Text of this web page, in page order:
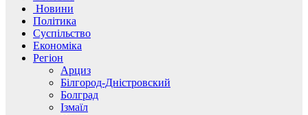
Новини
Політика
Суспільство
Економіка
Регіон
Арциз
Білгород-Дністровский
Болград
Ізмаїл